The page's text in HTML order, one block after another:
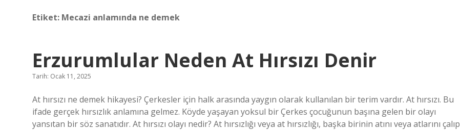
Etiket: Mecazi anlamında ne demek
Erzurumlular Neden At Hırsızı Denir
Tarih: Ocak 11, 2025
At hırsızı ne demek hikayesi? Çerkesler için halk arasında yaygın olarak kullanılan bir terim vardır. At hırsızı. Bu
ifade gerçek hırsızlık anlamına gelmez. Köyde yaşayan yoksul bir Çerkes çocuğunun başına gelen bir olayı
yansıtan bir söz sanatıdır. At hırsızı olayı nedir? At hırsızlığı veya at hırsızlığı, başka birinin atını veya atlarını çalıp